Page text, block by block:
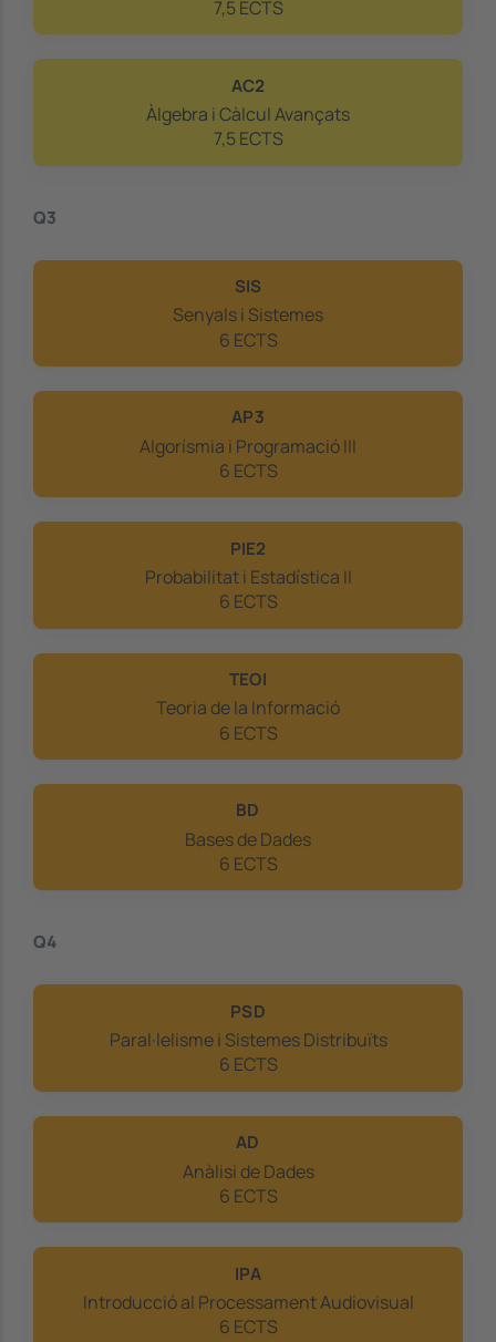
7,5 ECTS
AC2
Àlgebra i Càlcul Avançats
7,5 ECTS
Q3
SIS
Senyals i Sistemes
6 ECTS
AP3
Algorísmia i Programació III
6 ECTS
PIE2
Probabilitat i Estadística II
6 ECTS
TEOI
Teoria de la Informació
6 ECTS
BD
Bases de Dades
6 ECTS
Q4
PSD
Paral·lelisme i Sistemes Distribuïts
6 ECTS
AD
Anàlisi de Dades
6 ECTS
IPA
Introducció al Processament Audiovisual
6 ECTS